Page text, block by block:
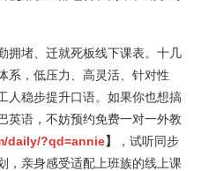
拥堵、迁就死板线下课表。十几
系，低压力、高灵活、针对性
人稳步提升口语。如果你也想搞
英语，不妨预约免费一对一外教
daily/?qd=annie】
，试听同步
，亲身感受适配上班族的线上课